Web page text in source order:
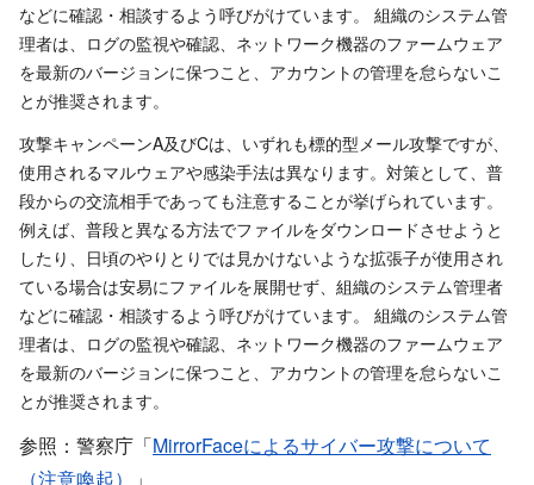
などに確認・相談するよう呼びがけています。 組織のシステム管
理者は、ログの監視や確認、ネットワーク機器のファームウェア
を最新のバージョンに保つこと、アカウントの管理を怠らないこ
とが推奨されます。
攻撃キャンペーンA及びCは、いずれも標的型メール攻撃ですが、
使用されるマルウェアや感染手法は異なります。対策として、普
段からの交流相手であっても注意することが挙げられています。
例えば、普段と異なる方法でファイルをダウンロードさせようと
したり、日頃のやりとりでは見かけないような拡張子が使用され
ている場合は安易にファイルを展開せず、組織のシステム管理者
などに確認・相談するよう呼びがけています。 組織のシステム管
理者は、ログの監視や確認、ネットワーク機器のファームウェア
を最新のバージョンに保つこと、アカウントの管理を怠らないこ
とが推奨されます。
参照：警察庁「MirrorFaceによるサイバー攻撃について
（注意喚起）
」